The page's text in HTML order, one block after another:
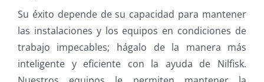
Su éxito depende de su capacidad para mantener
las instalaciones y los equipos en condiciones de
trabajo impecables; hágalo de la manera más
inteligente y eficiente con la ayuda de Nilfisk.